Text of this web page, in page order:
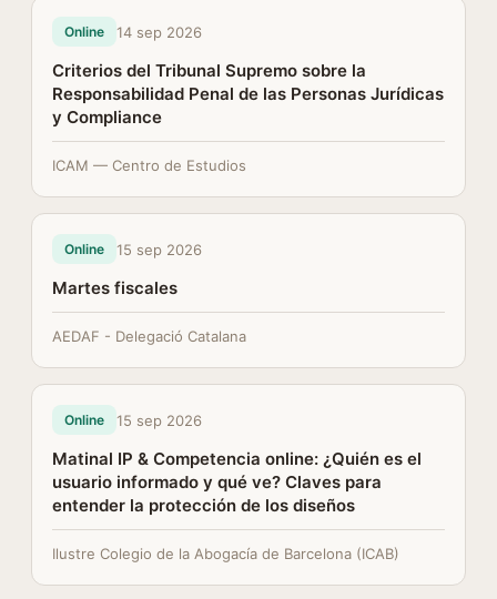
Online 14 sep 2026
Criterios del Tribunal Supremo sobre la
Responsabilidad Penal de las Personas Jurídicas
y Compliance
ICAM — Centro de Estudios
Online 15 sep 2026
Martes fiscales
AEDAF - Delegació Catalana
Online 15 sep 2026
Matinal IP & Competencia online: ¿Quién es el
usuario informado y qué ve? Claves para
entender la protección de los diseños
Ilustre Colegio de la Abogacía de Barcelona (ICAB)